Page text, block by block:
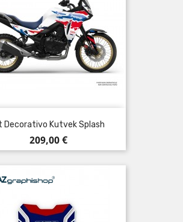
Decorativo Kutvek Splash
Prezzo
209,00 €